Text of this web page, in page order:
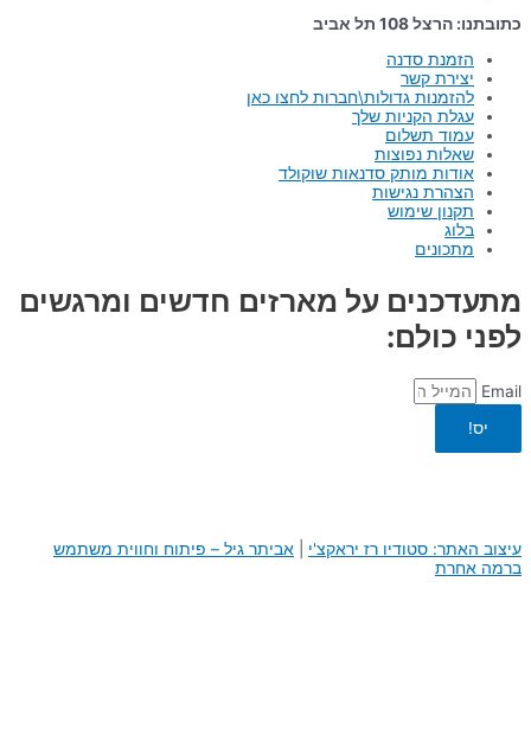
כתובתנו: הרצל 108 תל אביב
הזמנת סדנה
יצירת קשר
להזמנות גדולות\חברות לחצו כאן
עגלת הקניות שלך
עמוד תשלום
שאלות נפוצות
אודות מותק סדנאות שוקולד
הצהרת נגישות
תקנון שימוש
בלוג
מתכונים
מתעדכנים על מארזים חדשים ומרגשים
לפני כולם:
Email
יס!
עיצוב האתר: סטודיו רז יראקצ'י אביתר גיל – פיתוח וחווית משתמש
ברמה אחרת